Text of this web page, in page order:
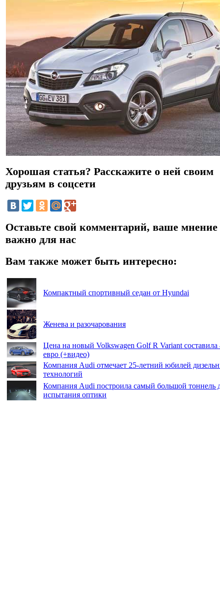
Хорошая статья? Расскажите о ней своим
друзьям в соцсети
Оставьте свой комментарий, ваше мнение
важно для нас
Вам также может быть интересно:
Компактный спортивный седан от Hyundai
Женева и разочарования
Цена на новый Volkswagen Golf R Variant составила
евро (+видео)
Компания Audi отмечает 25-летний юбилей
технологий
Компания Audi построила самый большой тоннель
испытания оптики